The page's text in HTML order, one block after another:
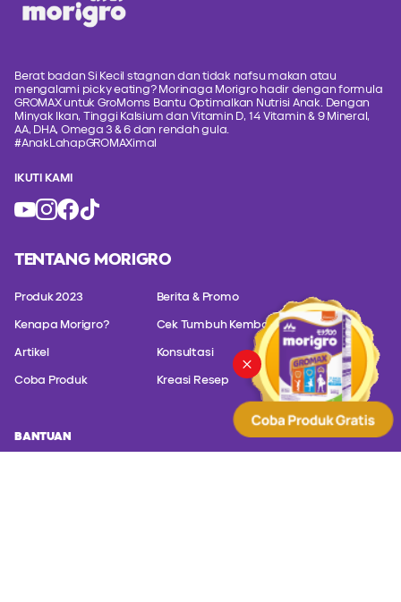
Berat badan Si Kecil stagnan dan tidak nafsu makan atau
mengalami picky eating? Morinaga Morigro hadir dengan formula
GROMAX untuk GroMoms Bantu Optimalkan Nutrisi Anak. Dengan
Minyak Ikan, Tinggi Kalsium dan Vitamin D, 14 Vitamin & 9 Mineral,
AA, DHA, Omega 3 & 6 dan rendah gula.
#AnakLahapGROMAXimal
IKUTI KAMI
TENTANG MORIGRO
Produk 2023
Kenapa Morigro?
Artikel
Coba Produk
Berita & Promo
Cek Tumbuh Kembang
Konsultasi
Kreasi Resep
BANTUAN